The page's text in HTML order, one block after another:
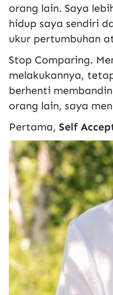
orang lain. Saya
hidup saya sendiri
ukur pertumbuhan
Stop Comparing.
melakukannya,
berhenti
orang lain, saya
Pertama, Self